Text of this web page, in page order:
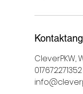
CleverPKW,
017672271352